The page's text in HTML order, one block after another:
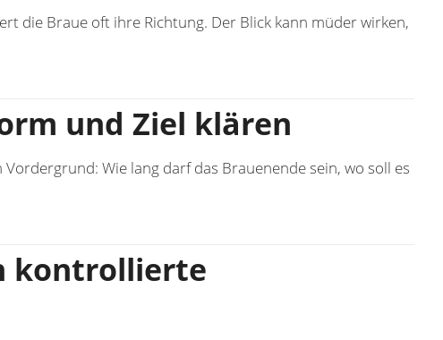
die Braue oft ihre Richtung. Der Blick kann müder wirken,
und Ziel klären
Wie lang darf das Brauenende sein, wo soll es
kontrollierte